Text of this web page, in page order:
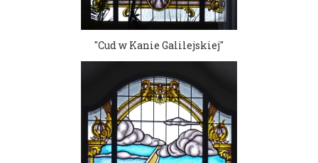
"Cud w Kanie Galilejskiej"